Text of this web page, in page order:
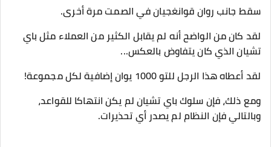
سقط جانب روان قوانغجيان في الصمت مرة أخرى.
لقد كان من الواضح أنه لم يقابل الكثير من العملاء مثل باي
تشيان الذي كان يتفاوض بالعكس...
لقد أعطاه هذا الرجل للتو 1000 يوان إضافية لكل مجموعة!
ومع ذلك، فإن سلوك باي تشيان لم يكن انتهاكا للقواعد،
وبالتالي فإن النظام لم يصدر أي تحذيرات.